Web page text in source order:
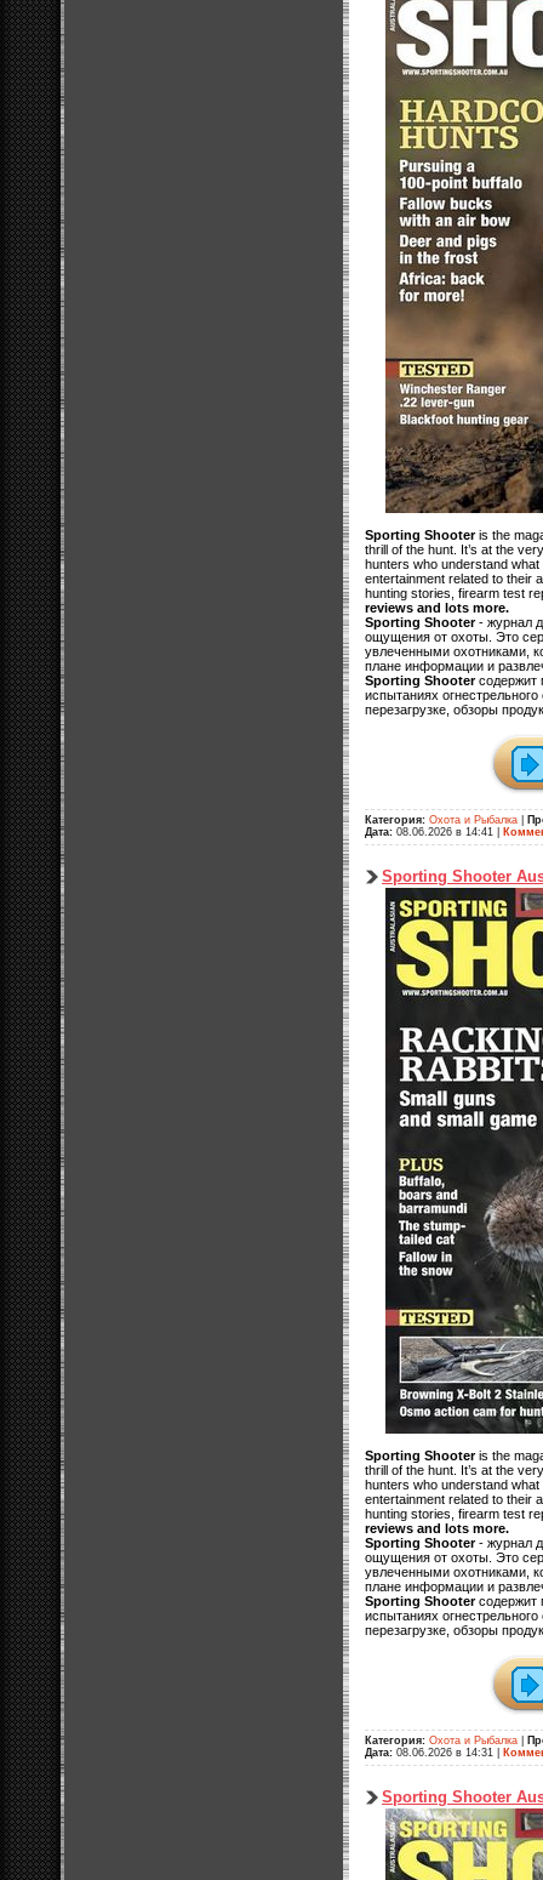
Sporting Shooteris the
thrill of the hunt. It’s at the
hunters who understand
entertainment related to their
hunting stories, firearm test
reviews and lots more.
Sporting Shooter- журнал
ощущения от охоты. Это
увлеченными охотниками,
плане информации и
Sporting Shooterсодержит
испытаниях
перезагрузке, обзоры
Категория: Охота и Рыбалка
Дата: 08.06.2026 в 14:41
Sporting Shooter
Sporting Shooteris the
thrill of the hunt. It’s at the
hunters who understand
entertainment related to their
hunting stories, firearm test
reviews and lots more.
Sporting Shooter- журнал
ощущения от охоты. Это
увлеченными охотниками,
плане информации и
Sporting Shooterсодержит
испытаниях
перезагрузке, обзоры
Категория: Охота и Рыбалка
Дата: 08.06.2026 в 14:31
Sporting Shooter